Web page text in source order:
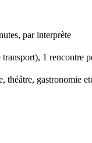
par interprète
transport), 1 rencontre
gastronomie